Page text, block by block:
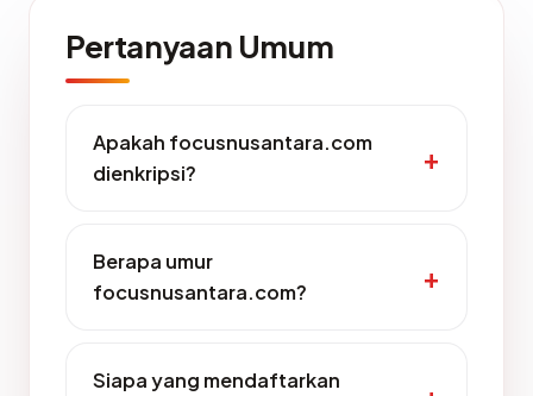
Pertanyaan Umum
Apakah focusnusantara.com
dienkripsi?
Berapa umur
focusnusantara.com?
Siapa yang mendaftarkan